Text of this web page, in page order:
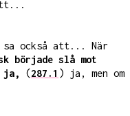
sa också att... När
började slå mot
ja,
(287.1 ) ja, men om